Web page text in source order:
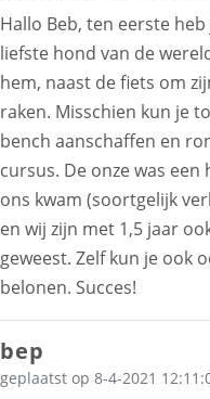
Hallo Beb, ten eerste
liefste hond van de
hem, naast de fiets om
raken. Misschien kun je
bench aanschaffen en
cursus. De onze was
ons kwam (soortgelijk
en wij zijn met 1,5 jaar
geweest. Zelf kun je ook
belonen. Succes!
bep
geplaatst op 8-4-2021